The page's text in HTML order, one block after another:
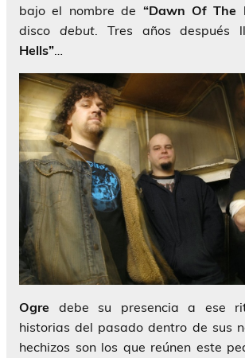
bajo el nombre de “Dawn Of The
disco debut. Tres años después
Hells”…
Ogre debe su presencia a ese
historias del pasado dentro de sus
hechizos son los que reúnen este